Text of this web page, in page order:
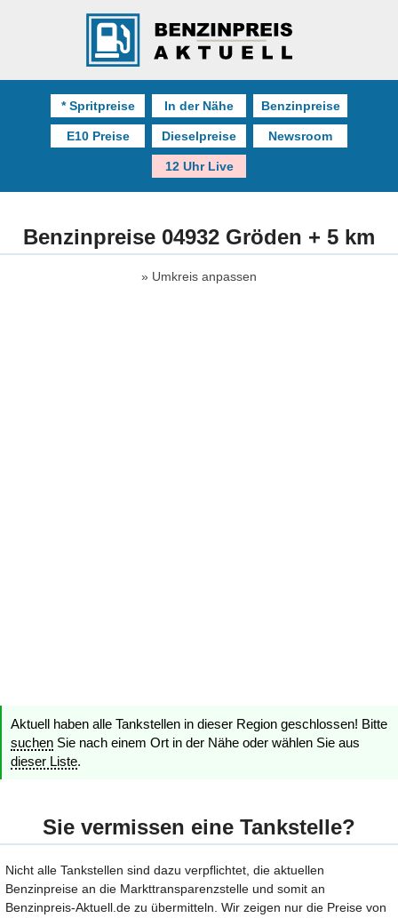
* Spritpreise In der Nähe Benzinpreise
E10 Preise Dieselpreise Newsroom
12 Uhr Live
Benzinpreise 04932 Gröden + 5 km
Umkreis anpassen
Aktuell haben alle Tankstellen in dieser Region geschlossen! Bitte
suchen Sie nach einem Ort in der Nähe oder wählen Sie aus
dieser Liste.
Sie vermissen eine Tankstelle?
Nicht alle Tankstellen sind dazu verpflichtet, die aktuellen
Benzinpreise an die Markttransparenzstelle und somit an
Benzinpreis-Aktuell.de zu übermitteln. Wir zeigen nur die Preise von